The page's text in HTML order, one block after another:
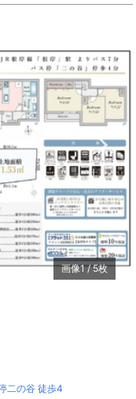
画像1/5枚
二の谷 徒歩4